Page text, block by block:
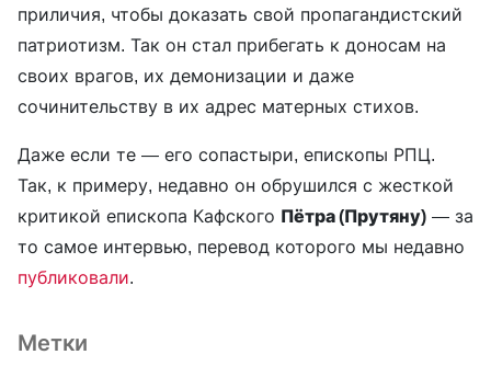
приличия, чтобы доказать свой пропагандистский
патриотизм. Так он стал прибегать к доносам на
своих врагов, их демонизации и даже
сочинительству в их адрес матерных стихов.
Даже если те — его сопастыри, епископы РПЦ.
Так, к примеру, недавно он обрушился с жесткой
критикой епископа Кафского Пётра (Прутяну) — за
то самое интервью, перевод которого мы недавно
публиковали.
Метки